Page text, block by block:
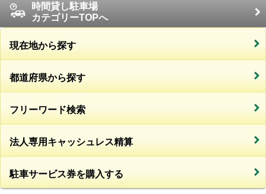
時間貸し駐車場
カテゴリーTOPへ
現在地から探す
都道府県から探す
フリーワード検索
法人専用キャッシュレス精算
駐車サービス券を購入する